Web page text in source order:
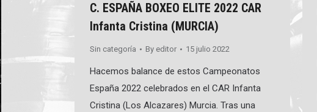
C. ESPAÑA BOXEO ELITE 2022 CAR
Infanta Cristina (MURCIA)
Sin categoría By editor 15 julio 2022
Hacemos balance de estos Campeonatos
España 2022 celebrados en el CAR Infanta
Cristina (Los Alcazares) Murcia. Tras una